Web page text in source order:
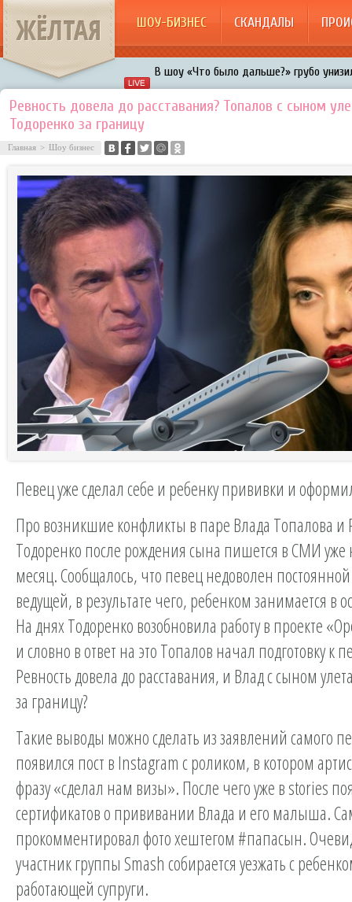
ЖЁЛТАЯ ШОУ-БИЗНЕС СКАНДАЛЫ
В шоу «Что было дальше?» грубо
Авербух зарождает в Бузовой новый
воровками
Галкин променял Дроботенко на
Расстались Энрике Иглесиас и Анна
Ревность довела до расставания? Топалов с сыном
Тодоренко за границу
Главная > Шоу бизнес
Певец уже сделал себе и ребенку прививки и
Про возникшие конфликты в паре Влада Топалова
Тодоренко после рождения сына пишется в СМИ
месяц. Сообщалось, что певец недоволен
ведущей, в результате чего, ребенком занимается в
На днях Тодоренко возобновила работу в проекте
и словно в ответ на это Топалов начал подготовку к
Ревность довела до расставания, и Влад с сыном
за границу?
Такие выводы можно сделать из заявлений самого
появился пост в Instagram с роликом, в котором
фразу «сделал нам визы». После чего уже в stories
сертификатов о прививании Влада и его малыша.
прокомментировал фото хештегом #папасын.
участник группы Smash собирается уезжать с
работающей супруги.